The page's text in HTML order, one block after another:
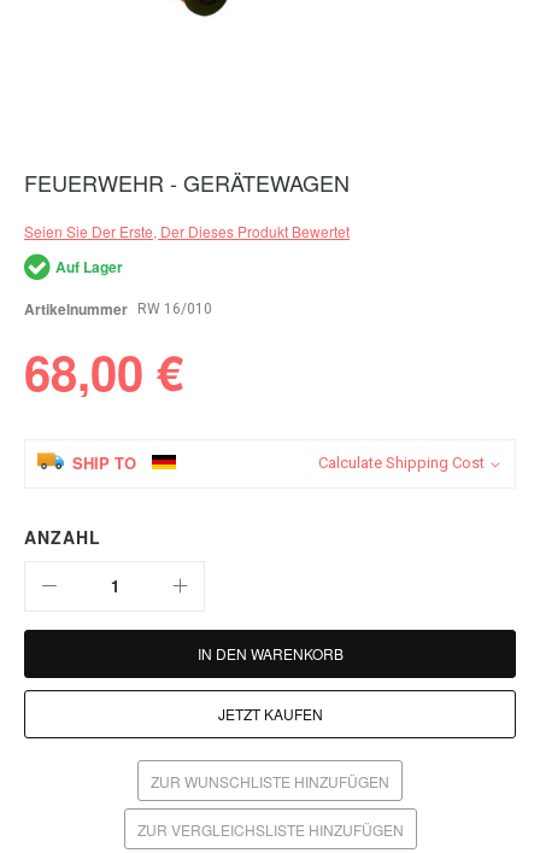
Zum
Anfang
Bildergalerie
springen
FEUERWEHR - GERÄTEWAGEN
Seien Sie Der Erste, Der Dieses Produkt Bewertet
Auf Lager
Artikelnummer
RW 16/010
68,00 €
SHIP TO Calculate Shipping Cost
ANZAHL
IN DEN WARENKORB
JETZT KAUFEN
ZUR WUNSCHLISTE HINZUFÜGEN
ZUR VERGLEICHSLISTE HINZUFÜGEN